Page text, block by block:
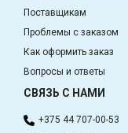
Поставщикам
Проблемы с заказом
Как оформить заказ
Вопросы и ответы
СВЯЗЬ С НАМИ
+375 44 707-00-53